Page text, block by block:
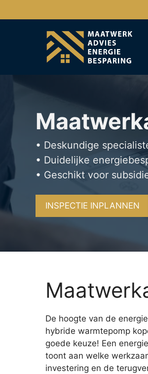
naar
• Deskundige
• Duidelijke
• Geschikt voor
INSPECTIE INPLANNEN
De hoogte van de
hybride warmtepomp
goede keuze! Een
toont aan welke
investering en de